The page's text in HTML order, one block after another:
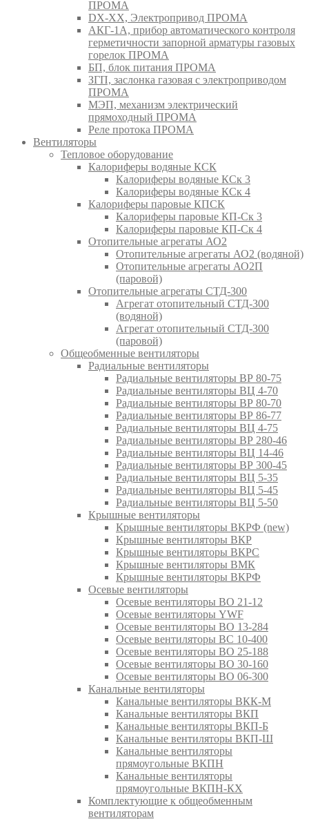
ПРОМА
DX-XX, Электропривод ПРОМА
АКГ-1А, прибор автоматического контроля
герметичности запорной арматуры газовых
горелок ПРОМА
БП, блок питания ПРОМА
ЗГП, заслонка газовая с электроприводом
ПРОМА
МЭП, механизм электрический
прямоходный ПРОМА
Реле протока ПРОМА
Вентиляторы
Тепловое оборудование
Калориферы водяные КСК
Калориферы водяные КСк 3
Калориферы водяные КСк 4
Калориферы паровые КПСК
Калориферы паровые КП-Ск 3
Калориферы паровые КП-Ск 4
Отопительные агрегаты АО2
Отопительные агрегаты АО2 (водяной)
Отопительные агрегаты АО2П
(паровой)
Отопительные агрегаты СТД-300
Агрегат отопительный СТД-300
(водяной)
Агрегат отопительный СТД-300
(паровой)
Общеобменные вентиляторы
Радиальные вентиляторы
Радиальные вентиляторы ВР 80-75
Радиальные вентиляторы ВЦ 4-70
Радиальные вентиляторы ВР 80-70
Радиальные вентиляторы ВР 86-77
Радиальные вентиляторы ВЦ 4-75
Радиальные вентиляторы ВР 280-46
Радиальные вентиляторы ВЦ 14-46
Радиальные вентиляторы ВР 300-45
Радиальные вентиляторы ВЦ 5-35
Радиальные вентиляторы ВЦ 5-45
Радиальные вентиляторы ВЦ 5-50
Крышные вентиляторы
Крышные вентиляторы ВКРФ (new)
Крышные вентиляторы ВКР
Крышные вентиляторы ВКРС
Крышные вентиляторы ВМК
Крышные вентиляторы ВКРФ
Осевые вентиляторы
Осевые вентиляторы ВО 21-12
Осевые вентиляторы YWF
Осевые вентиляторы ВО 13-284
Осевые вентиляторы ВС 10-400
Осевые вентиляторы ВО 25-188
Осевые вентиляторы ВО 30-160
Осевые вентиляторы ВО 06-300
Канальные вентиляторы
Канальные вентиляторы ВКК-М
Канальные вентиляторы ВКП
Канальные вентиляторы ВКП-Б
Канальные вентиляторы ВКП-Ш
Канальные вентиляторы
прямоугольные ВКПН
Канальные вентиляторы
прямоугольные ВКПН-КХ
Комплектующие к общеобменным
вентиляторам